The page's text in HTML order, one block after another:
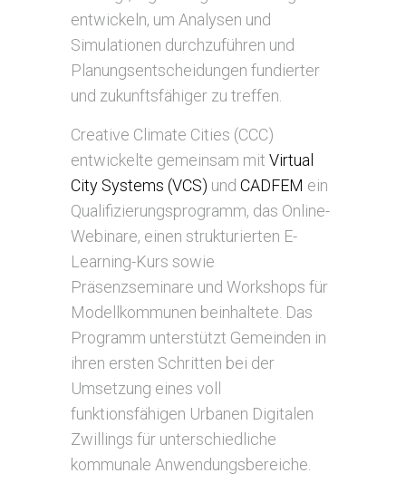
entwickeln, um Analysen und
Simulationen durchzuführen und
Planungsentscheidungen fundierter
und zukunftsfähiger zu treffen.
Creative Climate Cities (CCC)
entwickelte gemeinsam mit Virtual
City Systems (VCS) und CADFEM ein
Qualifizierungsprogramm, das Online-
Webinare, einen strukturierten E-
Learning-Kurs sowie
Präsenzseminare und Workshops für
Modellkommunen beinhaltete. Das
Programm unterstützt Gemeinden in
ihren ersten Schritten bei der
Umsetzung eines voll
funktionsfähigen Urbanen Digitalen
Zwillings für unterschiedliche
kommunale Anwendungsbereiche.
Creative
Climate
Cities,
Creative